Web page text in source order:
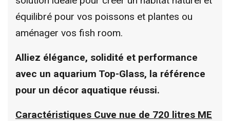
équilibré pour vos poissons et plantes ou
aménager vos fish room.
Alliez élégance, solidité et performance
avec un aquarium Top-Glass, la référence
pour un décor aquatique réussi.
Caractéristiques Cuve nue de 720 litres ME